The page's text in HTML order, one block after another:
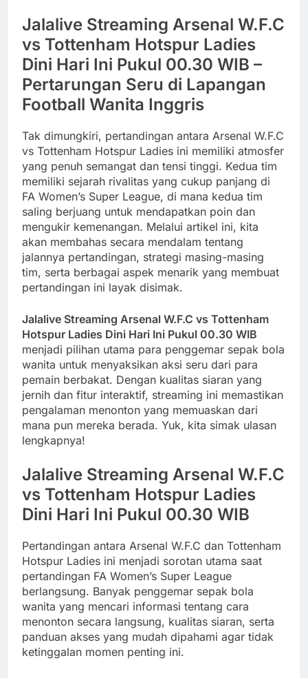
Jalalive Streaming Arsenal W.F.C
vs Tottenham Hotspur Ladies
Dini Hari Ini Pukul 00.30 WIB –
Pertarungan Seru di Lapangan
Football Wanita Inggris
Tak dimungkiri, pertandingan antara Arsenal W.F.C
vs Tottenham Hotspur Ladies ini memiliki atmosfer
yang penuh semangat dan tensi tinggi. Kedua tim
memiliki sejarah rivalitas yang cukup panjang di
FA Women’s Super League, di mana kedua tim
saling berjuang untuk mendapatkan poin dan
mengukir kemenangan. Melalui artikel ini, kita
akan membahas secara mendalam tentang
jalannya pertandingan, strategi masing-masing
tim, serta berbagai aspek menarik yang membuat
pertandingan ini layak disimak.
Jalalive Streaming Arsenal W.F.C vs Tottenham
Hotspur Ladies Dini Hari Ini Pukul 00.30 WIB
menjadi pilihan utama para penggemar sepak bola
wanita untuk menyaksikan aksi seru dari para
pemain berbakat. Dengan kualitas siaran yang
jernih dan fitur interaktif, streaming ini memastikan
pengalaman menonton yang memuaskan dari
mana pun mereka berada. Yuk, kita simak ulasan
lengkapnya!
Jalalive Streaming Arsenal W.F.C
vs Tottenham Hotspur Ladies
Dini Hari Ini Pukul 00.30 WIB
Pertandingan antara Arsenal W.F.C dan Tottenham
Hotspur Ladies ini menjadi sorotan utama saat
pertandingan FA Women’s Super League
berlangsung. Banyak penggemar sepak bola
wanita yang mencari informasi tentang cara
menonton secara langsung, kualitas siaran, serta
panduan akses yang mudah dipahami agar tidak
ketinggalan momen penting ini.